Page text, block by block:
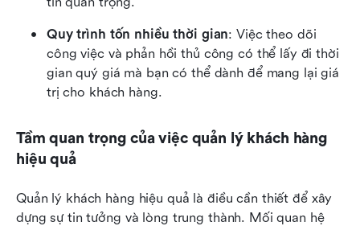
Quy trình tốn nhiều thời gian: Việc theo dõi
công việc và phản hồi thủ công có thể lấy đi thời
gian quý giá mà bạn có thể dành để mang lại giá
trị cho khách hàng.
Tầm quan trọng của việc quản lý khách hàng
hiệu quả
Quản lý khách hàng hiệu quả là điều cần thiết để xây
dựng sự tin tưởng và lòng trung thành. Mối quan hệ